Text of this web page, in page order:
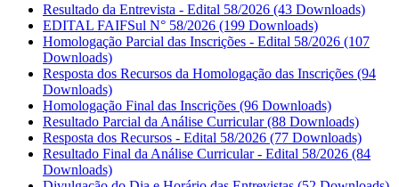
Resultado da Entrevista - Edital 58/2026 (43 Downloads)
EDITAL FAIFSul N° 58/2026 (199 Downloads)
Homologação Parcial das Inscrições - Edital 58/2026 (107
Downloads)
Resposta dos Recursos da Homologação das Inscrições (94
Downloads)
Homologação Final das Inscrições (96 Downloads)
Resultado Parcial da Análise Curricular(88 Downloads)
Resposta dos Recursos - Edital 58/2026 (77 Downloads)
Resultado Final da Análise Curricular - Edital 58/2026 (84
Downloads)